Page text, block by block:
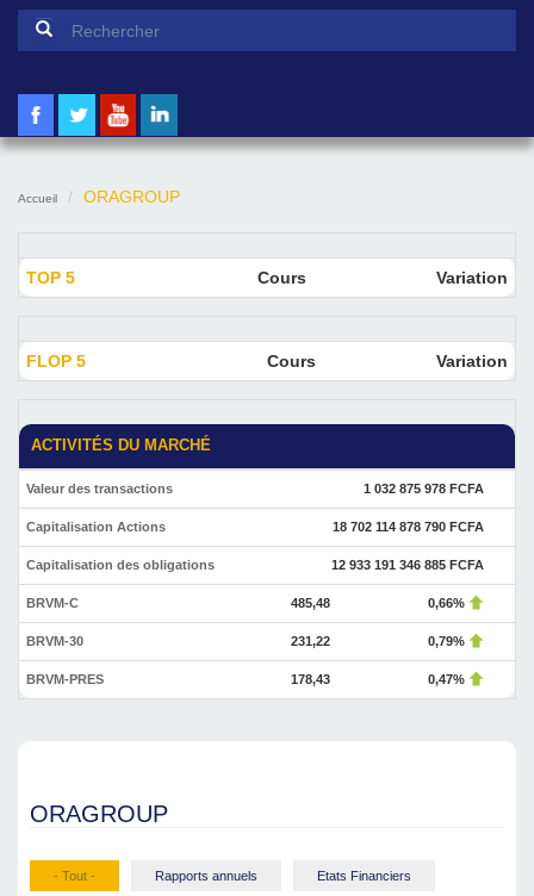
Formulaire de recherche
Accueil ORAGROUP
TOP 5 Cours Variation
FLOP 5 Cours Variation
ACTIVITÉS DU MARCHÉ
Valeur des transactions 1 032 875 978 FCFA
Capitalisation Actions 18 702 114 878 790 FCFA
Capitalisation des obligations 12 933 191 346 885 FCFA
BRVM-C 485,48 0,66%
BRVM-30 231,22 0,79%
BRVM-PRES 178,43 0,47%
ORAGROUP
- Tout - Rapports annuels Etats Financiers